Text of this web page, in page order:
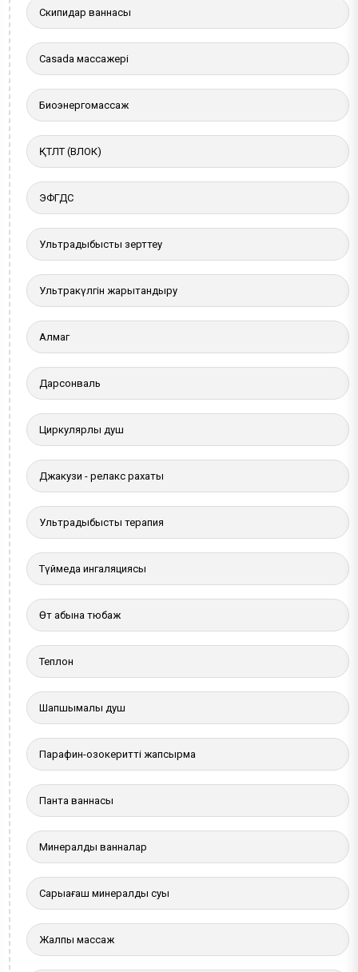
Скипидар ваннасы
Casada массажері
Биоэнергомассаж
ҚТЛТ (ВЛОК)
ЭФГДС
Ультрадыбыстық зерттеу
Ультракүлгін жарықтандыру
Алмаг
Дарсонваль
Циркулярлы душ
Джакузи - релакс рахаты
Ультрадыбыстық терапия
Түймедақ ингаляциясы
Өт қабына тюбаж
Теплон
Шапшымалы душ
Парафин-озокеритті жапсырма
Панта ваннасы
Минералды ванналар
Сарыағаш минералды суы
Жалпы массаж